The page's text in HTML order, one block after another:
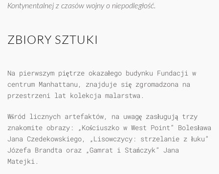
Kontynentalnej z czasów wojny o niepodległość.
ZBIORY SZTUKI
Na pierwszym piętrze okazałego budynku Fundacji w
centrum Manhattanu, znajduje się zgromadzona na
przestrzeni lat kolekcja malarstwa.
Wśród licznych artefaktów, na uwagę zasługują trzy
znakomite obrazy: „Kościuszko w West Point” Bolesława
Jana Czedekowskiego, „Lisowczycy: strzelanie z łuku”
Józefa Brandta oraz „Gamrat i Stańczyk” Jana
Matejki.